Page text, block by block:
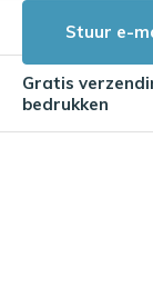
Stuur e-
Gratis
bedrukken